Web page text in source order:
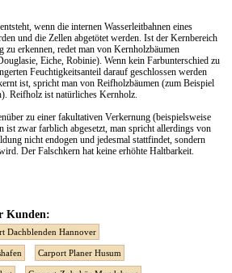
wenn die internen Wasserleitbahnen eines
und die Zellen abgetötet werden. Ist der Kernbereich
zu erkennen, redet man von Kernholzbäumen
Eiche, Robinie). Wenn kein Farbunterschied zu
Feuchtigkeitsanteil darauf geschlossen werden
ist, spricht man von Reifholzbäumen (zum Beispiel
Reifholz ist natürliches Kernholz.
zu einer fakultativen Verkernung (beispielsweise
ist zwar farblich abgesetzt, man spricht allerdings von
nicht endogen und jedesmal stattfindet, sondern
Der Falschkern hat keine erhöhte Haltbarkeit.
Kunden:
Dachblenden Hannover
Carport Planer Husum